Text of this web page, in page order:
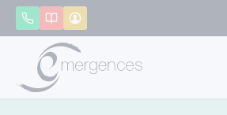
AppelerCatalogue
Panneau de gestion des cookies